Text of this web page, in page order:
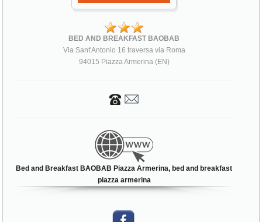
BED AND BREAKFAST BAOBAB
Via Sant'Antonio 16 traversa via Roma
94015 Piazza Armerina (EN)
Bed and Breakfast BAOBAB Piazza Armerina, bed and breakfast
piazza armerina